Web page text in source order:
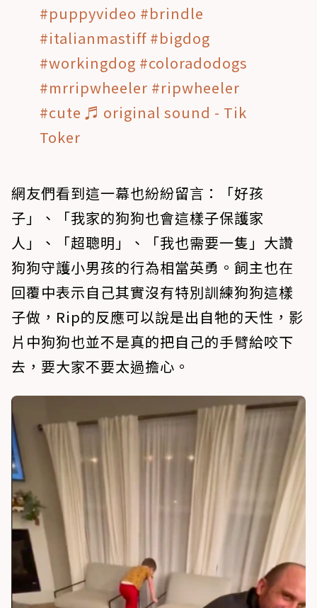
#puppyvideo #brindle
#italianmastiff #bigdog
#workingdog #coloradodogs
#mrripwheeler #ripwheeler
#cute ♬ original sound - Tik
Toker
網友們看到這一幕也紛紛留言：「好孩
子」、「我家的狗狗也會這樣子保護家
人」、「超聰明」、「我也需要一隻」大讚
狗狗守護小男孩的行為相當英勇。飼主也在
回覆中表示自己其實沒有特別訓練狗狗這樣
子做，Rip的反應可以說是出自牠的天性，影
片中狗狗也並不是真的把自己的手臂給咬下
去，要大家不要太過擔心。